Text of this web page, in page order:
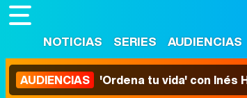
NOTICIAS SERIES AUDIENCIAS
AUDIENCIAS 'Ordena tu vida' con Inés